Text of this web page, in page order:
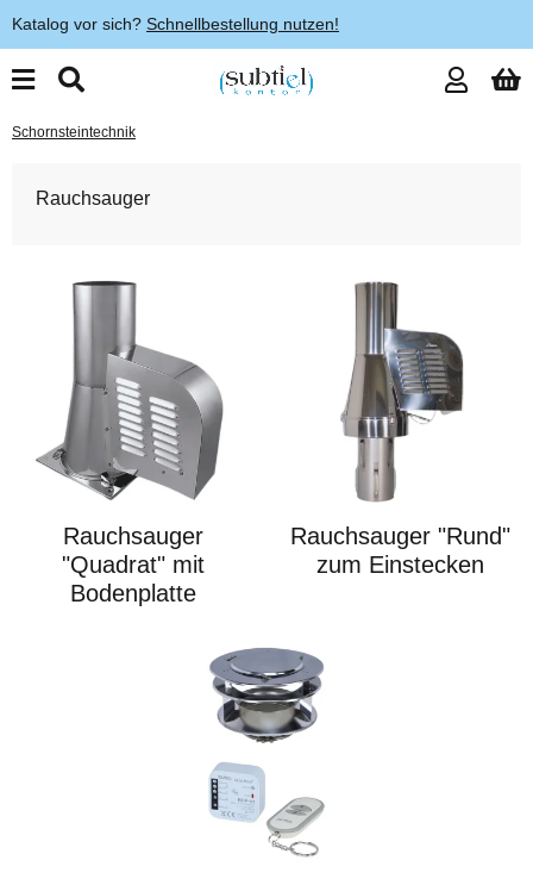
Katalog vor sich? Schnellbestellung nutzen!
Schornsteintechnik
Rauchsauger
Rauchsauger
"Quadrat" mit
Bodenplatte
Rauchsauger "Rund"
zum Einstecken